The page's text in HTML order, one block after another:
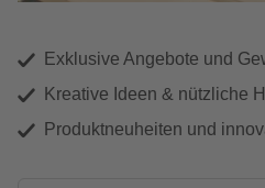
Exklusive Angebote und
Kreative Ideen & nützliche
Produktneuheiten und